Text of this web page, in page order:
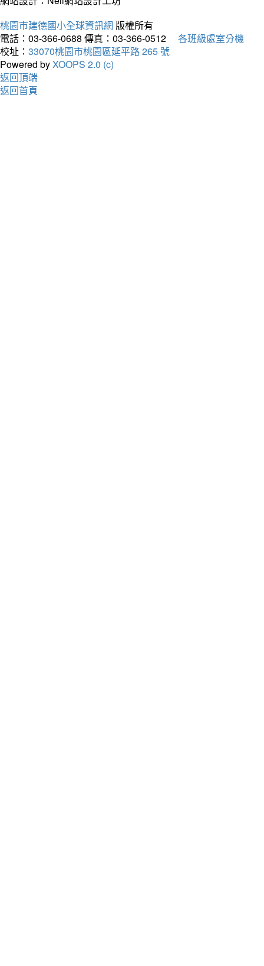
桃園市建德國小全球資訊網 版權所有
電話：03-366-0688 傳真：03-366-0512
各班級處室分機
校址： 33070桃園市桃園區延平路 265 號
Powered byXOOPS 2.0 (c)
返回頂端
返回首頁